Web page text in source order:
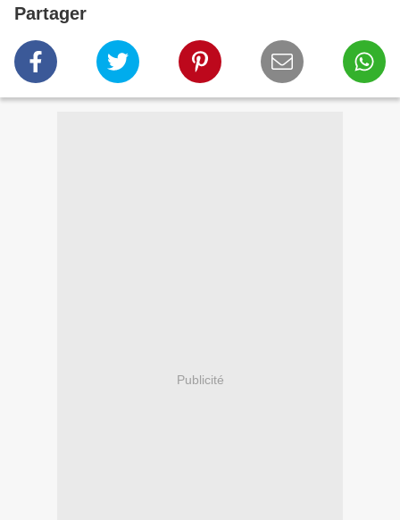
Partager
Publicité